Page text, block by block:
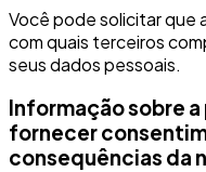
Você pode solicitar que
com quais terceiros
seus dados pessoais.
Informação sobre
fornecer
consequências da